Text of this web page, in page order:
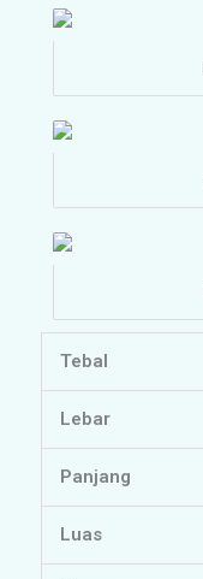
Tebal
Lebar
Panjang
Luas